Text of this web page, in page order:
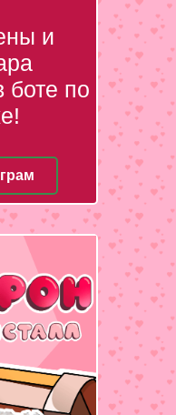
и
боте по